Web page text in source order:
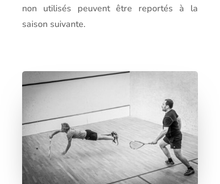
non utilisés peuvent être reportés à la
saison suivante.